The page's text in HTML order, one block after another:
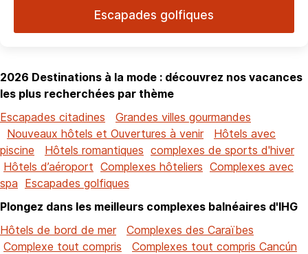
Escapades golfiques
2026 Destinations à la mode : découvrez nos vacances
les plus recherchées par thème
Escapades citadines
Grandes villes gourmandes
Nouveaux hôtels et Ouvertures à venir
Hôtels avec
piscine
Hôtels romantiques complexes de sports d'hiver
Hôtels d’aéroport Complexes hôteliers Complexes avec
spa Escapades golfiques
Plongez dans les meilleurs complexes balnéaires d'IHG
Hôtels de bord de mer
Complexes des Caraïbes
Complexe tout compris
Complexes tout compris Cancún